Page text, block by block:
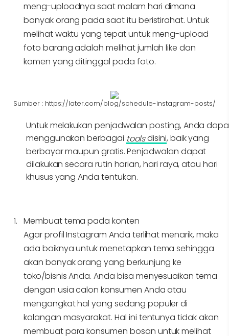
meng-uploadnya saat malam hari dimana
banyak orang pada saat itu beristirahat. Untuk
melihat waktu yang tepat untuk meng-upload
foto barang adalah melihat jumlah like dan
komen yang ditinggal pada foto.
Sumber : https://later.com/blog/schedule-instagram-posts/
Untuk melakukan penjadwalan posting, Anda
menggunakan berbagai toolsdisini, baik yang
berbayar maupun gratis. Penjadwalan dapat
dilakukan secara rutin harian, hari raya, atau hari
khusus yang Anda tentukan.
Membuat tema pada konten
Agar profil Instagram Anda terlihat menarik, maka
ada baiknya untuk menetapkan tema sehingga
akan banyak orang yang berkunjung ke
toko/bisnis Anda. Anda bisa menyesuaikan tema
dengan usia calon konsumen Anda atau
mengangkat hal yang sedang populer di
kalangan masyarakat. Hal ini tentunya tidak akan
membuat para konsumen bosan untuk melihat